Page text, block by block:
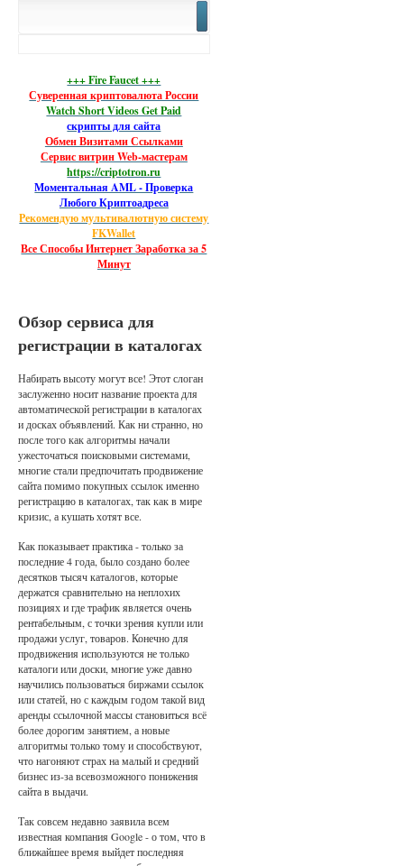
+++ Fire Faucet +++
Суверенная криптовалюта России
Watch Short Videos Get Paid
скрипты для сайта
Обмен Визитами Ссылками
Сервис витрин Web-мастерам
https://criptotron.ru
Моментальная AML - Проверка
Любого Криптоадреса
Рекомендую мультивалютную систему
FKWallet
Все Способы Интернет Заработка за 5
Минут
Обзор сервиса для
регистрации в каталогах
Набирать высоту могут все! Этот слоган
заслуженно носит название проекта для
автоматической регистрации в каталогах
и досках объявлений. Как ни странно, но
после того как алгоритмы начали
ужесточаться поисковыми системами,
многие стали предпочитать продвижение
сайта помимо покупных ссылок именно
регистрацию в каталогах, так как в мире
кризис, а кушать хотят все.
Как показывает практика - только за
последние 4 года, было создано более
десятков тысяч каталогов, которые
держатся сравнительно на неплохих
позициях и где трафик является очень
рентабельным, с точки зрения купли или
продажи услуг, товаров. Конечно для
продвижения используются не только
каталоги или доски, многие уже давно
научились пользоваться биржами ссылок
или статей, но с каждым годом такой вид
аренды ссылочной массы становиться всё
более дорогим занятием, а новые
алгоритмы только тому и способствуют,
что нагоняют страх на малый и средний
бизнес из-за всевозможного понижения
сайта в выдачи.
Так совсем недавно заявила всем
известная компания Google - о том, что в
ближайшее время выйдет последняя